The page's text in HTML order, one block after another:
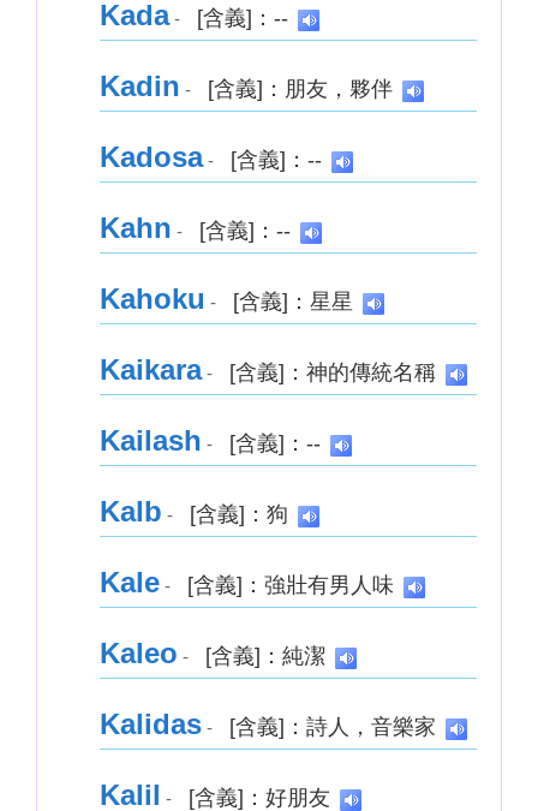
Kada- [含義]：--
Kadin - [含義]：朋友，夥伴
Kadosa- [含義]：--
Kahn - [含義]：--
Kahoku - [含義]：星星
Kaikara- [含義]：神的傳統名稱
Kailash - [含義]：--
Kalb - [含義]：狗
Kale - [含義]：強壯有男人味
Kaleo - [含義]：純潔
Kalidas - [含義]：詩人，音樂家
Kalil - [含義]：好朋友